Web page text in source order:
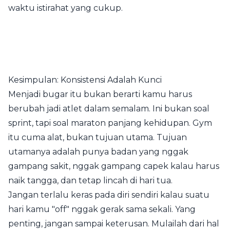
waktu istirahat yang cukup.
Kesimpulan: Konsistensi Adalah Kunci
Menjadi bugar itu bukan berarti kamu harus
berubah jadi atlet dalam semalam. Ini bukan soal
sprint, tapi soal maraton panjang kehidupan. Gym
itu cuma alat, bukan tujuan utama. Tujuan
utamanya adalah punya badan yang nggak
gampang sakit, nggak gampang capek kalau harus
naik tangga, dan tetap lincah di hari tua.
Jangan terlalu keras pada diri sendiri kalau suatu
hari kamu "off" nggak gerak sama sekali. Yang
penting, jangan sampai keterusan. Mulailah dari hal